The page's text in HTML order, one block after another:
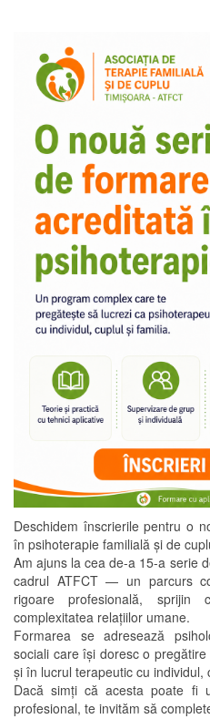
Deschidem înscrierile pentru o
în psihoterapie familială și de
Am ajuns la cea de-a 15-a serie
cadrul ATFCT — un parcurs
rigoare profesională,
complexitatea relațiilor umane.
Formarea se adresează
sociali care își doresc o
și în lucrul terapeutic cu individul,
Dacă simți că acesta poate fi
profesional, te invităm să